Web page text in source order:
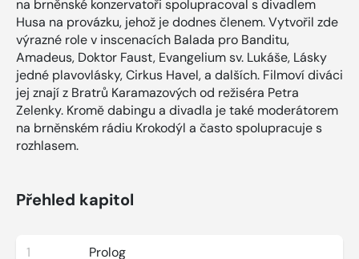
na brněnské konzervatoři spolupracoval s divadlem
Husa na provázku, jehož je dodnes členem. Vytvořil zde
výrazné role v inscenacích Balada pro Banditu,
Amadeus, Doktor Faust, Evangelium sv. Lukáše, Lásky
jedné plavovlásky, Cirkus Havel, a dalších. Filmoví diváci
jej znají z Bratrů Karamazových od režiséra Petra
Zelenky. Kromě dabingu a divadla je také moderátorem
na brněnském rádiu Krokodýl a často spolupracuje s
rozhlasem.
Přehled kapitol
1 Prolog